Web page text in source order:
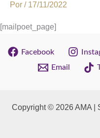
Por / 17/11/2022
[mailpoet_page]
Facebook
Email
Copyright © 2026 AMA |